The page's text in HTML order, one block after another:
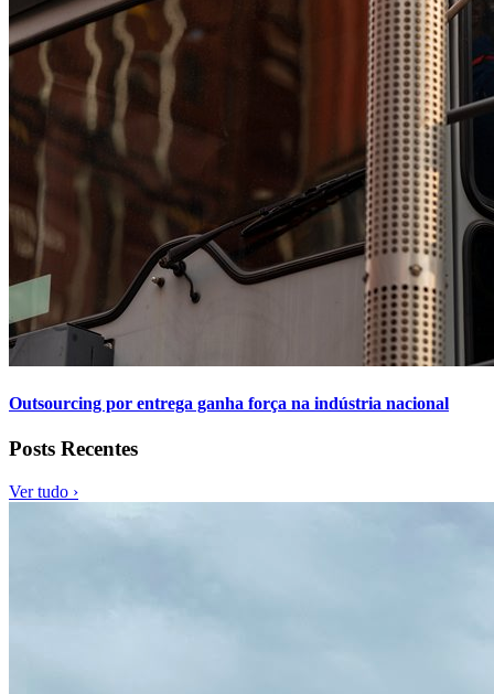
Outsourcing por entrega ganha força na indústria nacional
Posts Recentes
Ver tudo ›